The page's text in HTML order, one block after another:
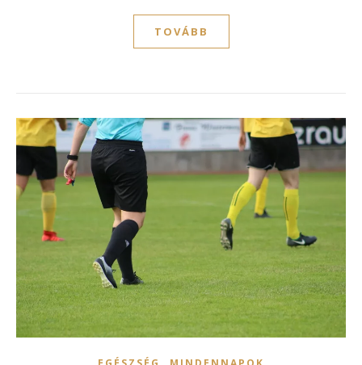
TOVÁBB